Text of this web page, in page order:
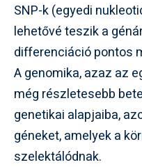
SNP-k (egyedi
lehetővé teszik a
differenciáció pontos
A genomika, azaz az
még részletesebb
genetikai alapjaiba,
géneket, amelyek a
szelektálódnak.